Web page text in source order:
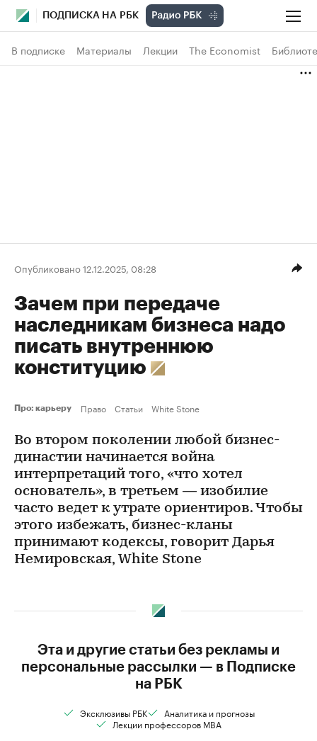
ПОДПИСКА НА РБК
В подписке Материалы Лекции The Economist
Опубликовано 12.12.2025, 08:28
Зачем при передаче
наследникам бизнеса надо
писать внутреннюю
конституцию
Про: карьеру Право Статьи White Stone
Во втором поколении любой бизнес-
династии начинается война
интерпретаций того, «что хотел
основатель», в третьем — изобилие
часто ведет к утрате ориентиров. Чтобы
этого избежать, бизнес-кланы
принимают кодексы, говорит Дарья
Немировская, White Stone
Эта и другие статьи без рекламы и
персональные рассылки — в Подписке
на РБК
Эксклюзивы РБК
Аналитика и прогнозы
Лекции профессоров MBA